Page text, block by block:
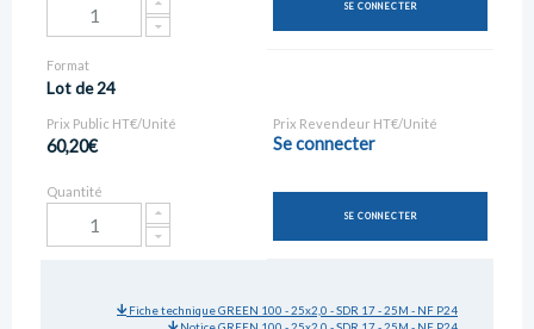
SE CONNECTER
Format
Lot de 24
Prix Public HT€/Unité
60,20€
Prix Revendeur HT€/Unité
Se connecter
Quantité
SE CONNECTER
Fiche technique GREEN 100 - 25x2,0 - SDR 17 - 25M - NF P24